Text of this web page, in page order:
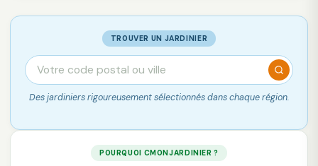
TROUVER UN JARDINIER
Des jardiniers rigoureusement sélectionnés dans chaque région.
POURQUOI CMONJARDINIER ?